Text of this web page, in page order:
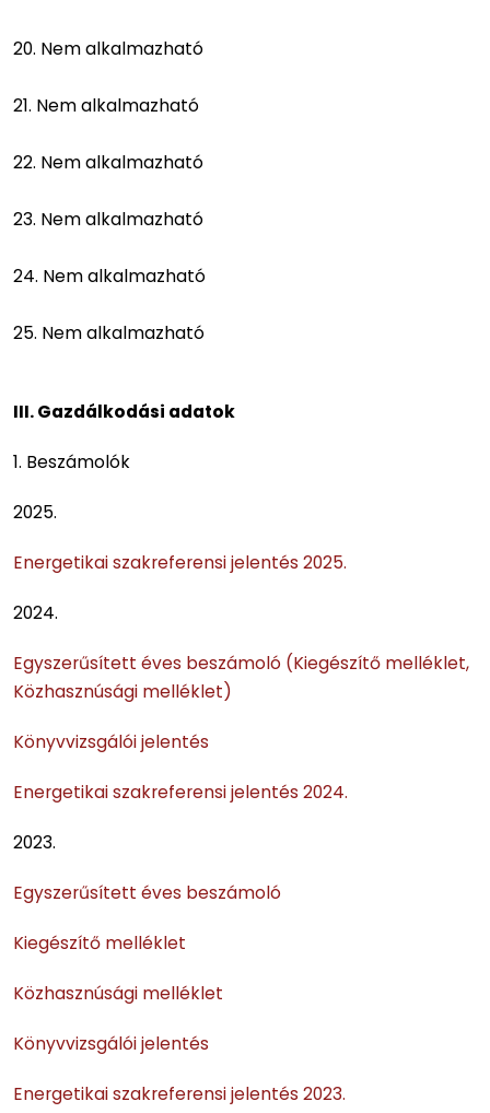
20. Nem alkalmazható
21. Nem alkalmazható
22. Nem alkalmazható
23. Nem alkalmazható
24. Nem alkalmazható
25. Nem alkalmazható
III. Gazdálkodási adatok
1. Beszámolók
2025.
Energetikai szakreferensi jelentés 2025.
2024.
Egyszerűsített éves beszámoló (Kiegészítő melléklet,
Közhasznúsági melléklet)
Könyvvizsgálói jelentés
Energetikai szakreferensi jelentés 2024.
2023.
Egyszerűsített éves beszámoló
Kiegészítő melléklet
Közhasznúsági melléklet
Könyvvizsgálói jelentés
Energetikai szakreferensi jelentés 2023.